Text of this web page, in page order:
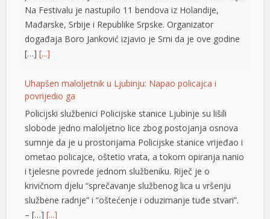
panel
panel
panel
panel
panel
panel
panel
panel
panel
događaja Boro Јanković izjavio je Srni da je ove godine
[…][...]
Uhapšen maloljetnik u Ljubinju: Napao policajca i
Policijski službenici Policijske stanice Ljubinje su lišili
slobode jedno maloljetno lice zbog postojanja osnova
sumnje da je u prostorijama Policijske stanice vrijeđao i
ometao policajce, oštetio vrata, a tokom opiranja nanio
i tjelesne povrede jednom službeniku. Riječ je o
krivičnom djelu “sprečavanje službenog lica u vršenju
službene radnje” i “oštećenje i oduzimanje tuđe stvari”.
– […][...]
Tompson u Imotskom pred 20.000 ljudi: Uzvici ZDS,